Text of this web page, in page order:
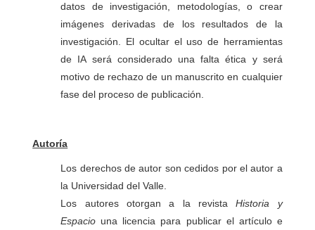
datos de investigación, metodologías, o crear
imágenes derivadas de los resultados de la
investigación. El ocultar el uso de herramientas
de IA será considerado una falta ética y será
motivo de rechazo de un manuscrito en cualquier
fase del proceso de publicación.
Autoría
Los derechos de autor son cedidos por el autor a
la Universidad del Valle.
Los autores otorgan a la revistaHistoria y
Espacio una licencia para publicar el artículo e